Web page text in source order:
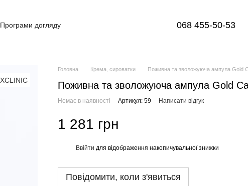
Програми догляду
068 455-50-53
Головна Крема, сироватки Поживна та зволожуюча ампула Gold
Поживна та зволожуюча ампула Gold
Немає в наявності Артикул: 59 Написати відгук
1 281 грн
Ввійти для відображення накопичувальної знижки
Повідомити, коли з'явиться